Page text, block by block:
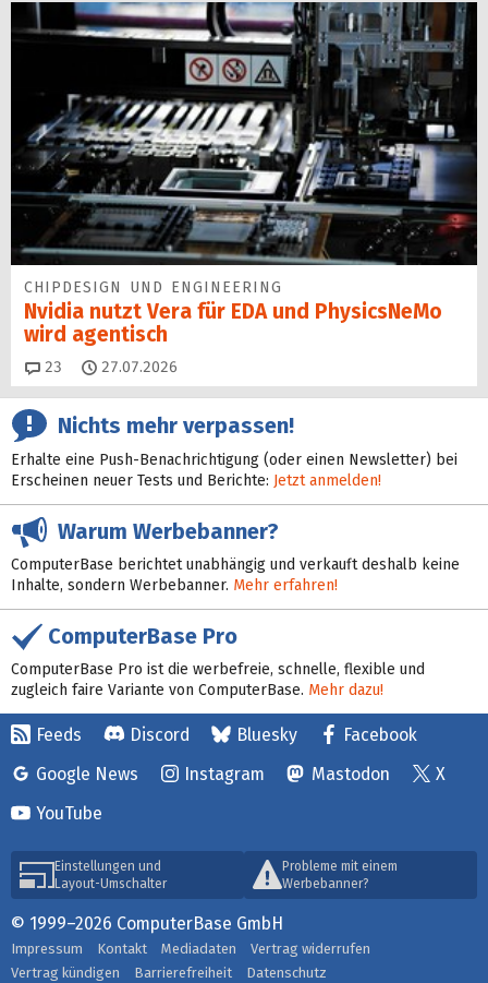
CHIPDESIGN UND ENGINEERING
Nvidia nutzt Vera für EDA und PhysicsNeMo
wird agentisch
23 Kommentare
27.07.2026
Nichts mehr verpassen!
Erhalte eine Push-Benachrichtigung (oder einen Newsletter) bei
Erscheinen neuer Tests und Berichte: Jetzt anmelden!
Warum Werbebanner?
ComputerBase berichtet unabhängig und verkauft deshalb keine
Inhalte, sondern Werbebanner. Mehr erfahren!
ComputerBase Pro
ComputerBase Pro ist die werbefreie, schnelle, flexible und
zugleich faire Variante von ComputerBase. Mehr dazu!
Feeds Discord Bluesky
Facebook
Google News
Instagram Mastodon
X
YouTube
Einstellungen und
Layout-Umschalter
Probleme mit einem
Werbebanner?
© 1999–2026 ComputerBase GmbH
Impressum Kontakt Mediadaten
Vertrag widerrufen
Vertrag kündigen
Barrierefreiheit Datenschutz